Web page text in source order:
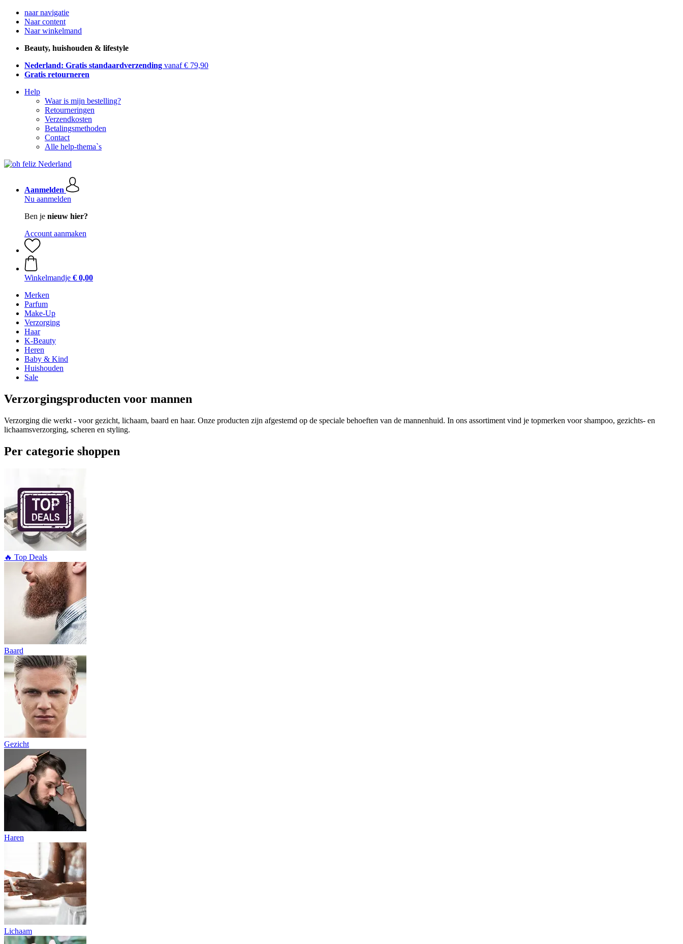
naar navigatie
Naar content
Naar winkelmand
Beauty, huishouden & lifestyle
Nederland: Gratis standaardverzending vanaf € 79,90
Gratis retourneren
Help
Waar is mijn bestelling?
Retourneringen
Verzendkosten
Betalingsmethoden
Contact
Alle help-thema`s
Aanmelden
Nu aanmelden
Ben je nieuw hier?
Account aanmaken
Winkelmandje € 0,00
Merken
Parfum
Make-Up
Verzorging
Haar
K-Beauty
Heren
Baby & Kind
Huishouden
Sale
Verzorgingsproducten voor mannen
Verzorging die werkt - voor gezicht, lichaam, baard en haar. Onze producten zijn afgestemd op de speciale behoeften van de mannenhuid. In ons assortiment vind je topmerken voor shampoo, gezichts- en
lichaamsverzorging, scheren en styling.
Per categorie shoppen
🔥 Top Deals
Baard
Gezicht
Haren
Lichaam